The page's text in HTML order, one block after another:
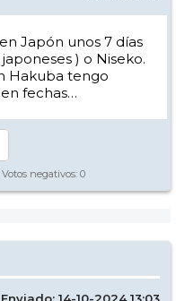
Japón unos 7 días
) o Niseko.
Hakuba tengo
fechas…
negativos: 0